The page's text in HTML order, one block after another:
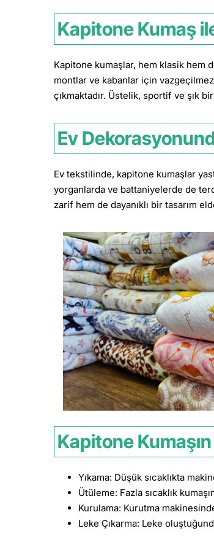
Kapitone Kumaş
Kapitone kumaşlar, hem klasik hem
montlar ve kabanlar için
çıkmaktadır. Üstelik, sportif ve şık
Ev
Ev tekstilinde, kapitone kumaşlar
yorganlarda ve battaniyelerde de
zarif hem de dayanıklı bir tasarım
Kapitone Kumaşın
Yıkama: Düşük sıcaklıkta
Ütüleme: Fazla sıcaklık
Kurulama: Kurutma
Leke Çıkarma: Leke